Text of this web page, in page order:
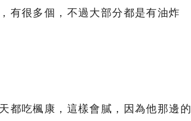
有很多個，不過大部分都是有油炸
都吃楓康，這樣會膩，因為他那邊的